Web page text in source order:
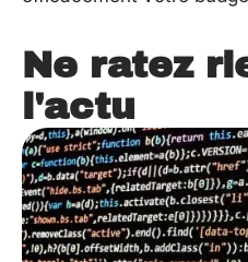
Ne ratez
l'actu